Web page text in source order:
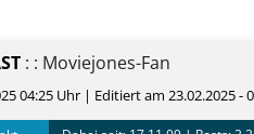
: : Moviejones-Fan
04:25 Uhr | Editiert am 23.02.2025 -